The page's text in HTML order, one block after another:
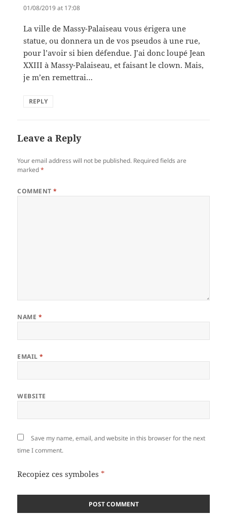
01/08/2019 at 17:08
La ville de Massy-Palaiseau vous érigera une
statue, ou donnera un de vos pseudos à une rue,
pour l’avoir si bien défendue. J’ai donc loupé Jean
XXIII à Massy-Palaiseau, et faisant le clown. Mais,
je m’en remettrai…
REPLY
Leave a Reply
Your email address will not be published. Required fields are
marked*
COMMENT*
NAME *
EMAIL*
WEBSITE
Save my name, email, and website in this browser for the next
time I comment.
Recopiez ces symboles *